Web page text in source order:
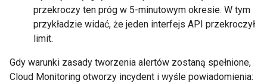
przekroczy ten próg w 5-minutowym okresie. W tym
przykładzie widać, że jeden interfejs API przekroczył
limit.
Gdy warunki zasady tworzenia alertów zostaną spełnione,
Cloud Monitoring otworzy incydent i wyśle powiadomienia: